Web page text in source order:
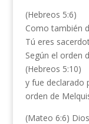
(Hebreos 5:6)
Como también
Tú eres
Según el orden
(Hebreos 5:10)
y fue declarado
orden de
(Mateo 6:6)